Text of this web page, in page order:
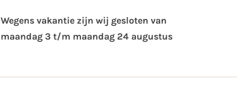
Wegens vakantie zijn wij gesloten van ​
maandag 3 t/m maandag 24 augustus